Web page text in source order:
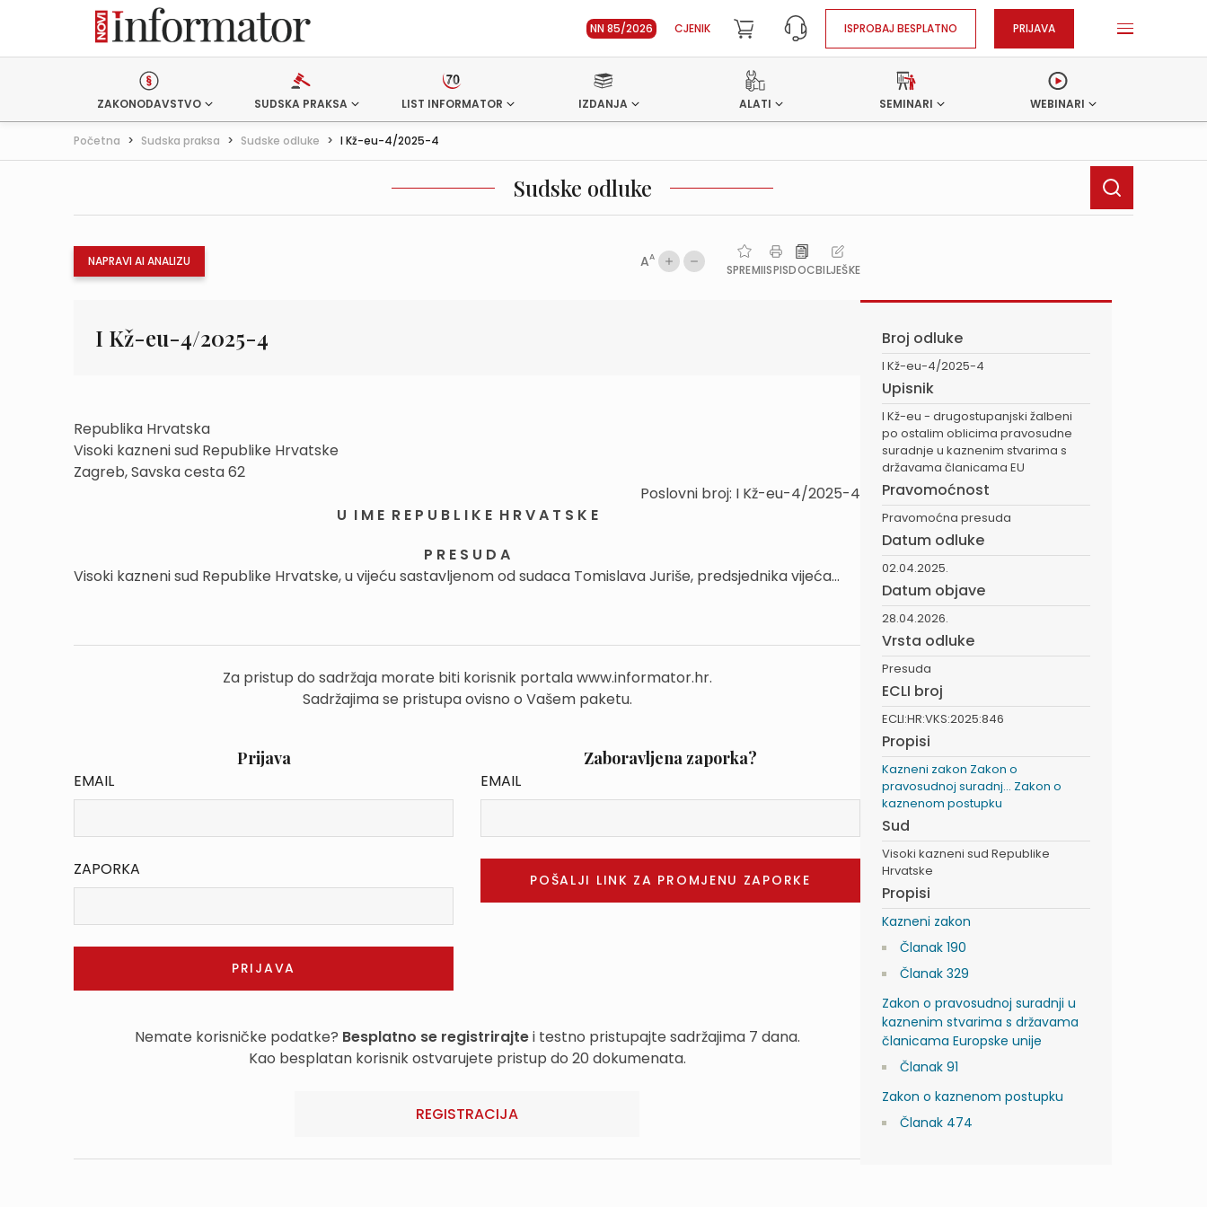
NN 85/2026 CJENIK ISPROBAJ BESPLATNO PRIJAVA
ZAKONODAVSTVO SUDSKA PRAKSA LIST INFORMATOR IZDANJA ALATI SEMINARI WEBINARI
Početna > Sudska praksa > Sudske odluke > I Kž-eu-4/2025-4
Sudske odluke
NAPRAVI AI ANALIZU AA
SPREMIISPISDOCBILJEŠKE
I Kž-eu-4/2025-4
Republika Hrvatska
Visoki kazneni sud Republike Hrvatske
Zagreb, Savska cesta 62
Poslovni broj: I Kž-eu-4/2025-4
U I M E R E P U B L I K E H R V A T S K E
P R E S U D A
Visoki kazneni sud Republike Hrvatske, u vijeću sastavljenom od sudaca Tomislava Juriše, predsjednika vijeća...
Za pristup do sadržaja morate biti korisnik portala www.informator.hr.
Sadržajima se pristupa ovisno o Vašem paketu.
Prijava
EMAIL
ZAPORKA
Zaboravljena zaporka?
EMAIL
Nemate korisničke podatke? Besplatno se registrirajtei testno pristupajte sadržajima 7 dana.
Kao besplatan korisnik ostvarujete pristup do 20 dokumenata.
REGISTRACIJA
Broj odluke
I Kž-eu-4/2025-4
Upisnik
I Kž-eu - drugostupanjski žalbeni
po ostalim oblicima pravosudne
suradnje u kaznenim stvarima s
državama članicama EU
Pravomoćnost
Pravomoćna presuda
Datum odluke
02.04.2025.
Datum objave
28.04.2026.
Vrsta odluke
Presuda
ECLI broj
ECLI:HR:VKS:2025:846
Propisi
Kazneni zakon Zakon o
pravosudnoj suradnj... Zakon o
kaznenom postupku
Sud
Visoki kazneni sud Republike
Hrvatske
Propisi
Kazneni zakon
Članak 190
Članak 329
Zakon o pravosudnoj suradnji u
kaznenim stvarima s državama
članicama Europske unije
Članak 91
Zakon o kaznenom postupku
Članak 474